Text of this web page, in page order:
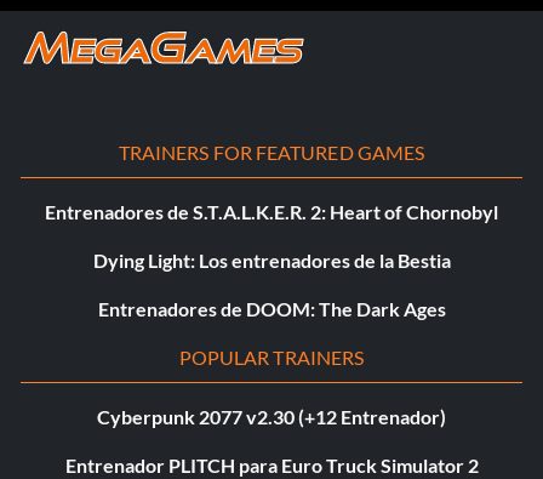
TRAINERS FOR FEATURED GAMES
Entrenadores de S.T.A.L.K.E.R. 2: Heart of Chornobyl
Dying Light: Los entrenadores de la Bestia
Entrenadores de DOOM: The Dark Ages
POPULAR TRAINERS
Cyberpunk 2077 v2.30 (+12 Entrenador)
Entrenador PLITCH para Euro Truck Simulator 2